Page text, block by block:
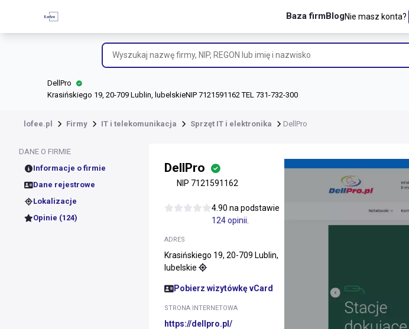
Baza firmBlogNie masz konta?
DellPro
Krasińskiego 19, 20-709 Lublin, lubelskieNIP 7121591162 TEL 731-732-300
lofee.pl Firmy IT i telekomunikacja Sprzęt IT i elektronika DellPro
DANE O FIRMIE
Informacje o firmie
Dane rejestrowe
Lokalizacje
Opinie (124)
DellPro
NIP 7121591162
4.90 na podstawie
124 opinii
ADRES
Krasińskiego 19, 20-709 Lublin,
lubelskie
Pobierz wizytówkę vCard
STRONA INTERNETOWA
https://dellpro.pl/